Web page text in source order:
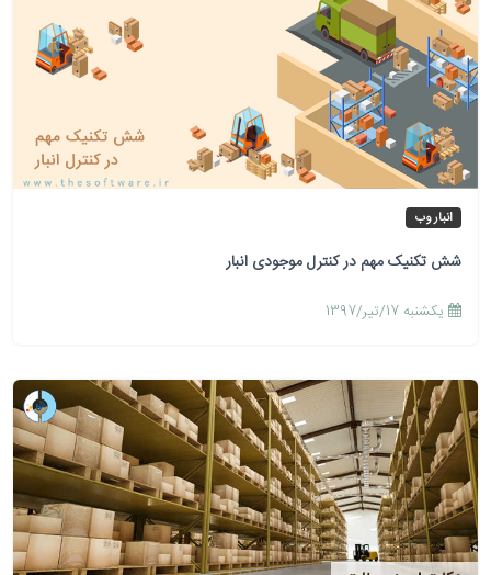
انبار وب
شش تکنیک مهم در کنترل موجودی انبار
يكشنبه 17/تیر/1397